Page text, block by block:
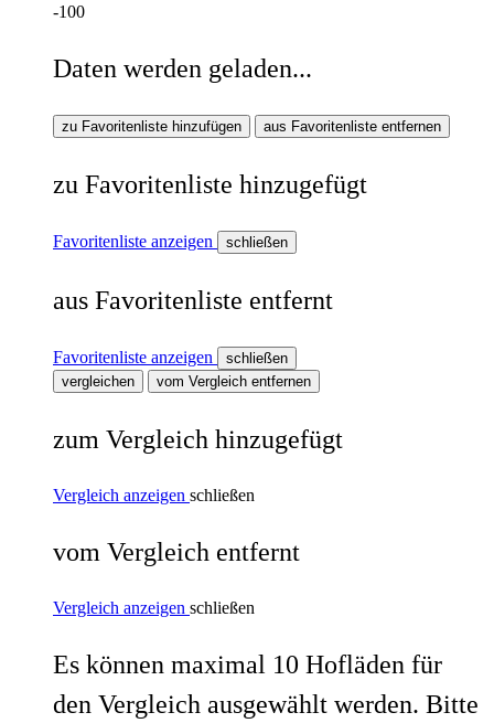
-100
Daten werden geladen...
zu Favoritenliste hinzufügen aus Favoritenliste entfernen
zu Favoritenliste hinzugefügt
Favoritenliste anzeigen schließen
aus Favoritenliste entfernt
Favoritenliste anzeigen
schließen
vergleichen
vom Vergleich entfernen
zum Vergleich hinzugefügt
Vergleich anzeigen schließen
vom Vergleich entfernt
Vergleich anzeigen schließen
Es können maximal 10 Hofläden für
den Vergleich ausgewählt werden. Bitte